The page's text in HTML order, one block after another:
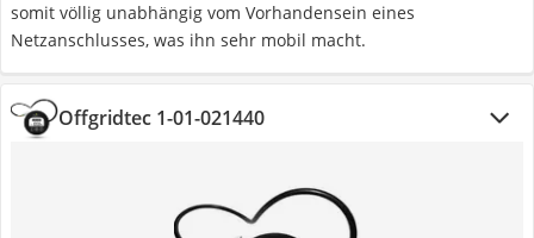
somit völlig unabhängig vom Vorhandensein eines
Netzanschlusses, was ihn sehr mobil macht.
Offgridtec ‎1-01-021440